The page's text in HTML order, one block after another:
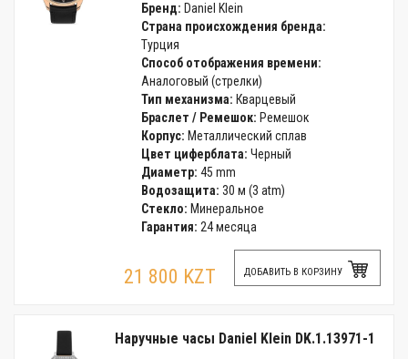
Бренд: Daniel Klein
Страна происхождения бренда:
Турция
Способ отображения времени:
Аналоговый (стрелки)
Тип механизма: Кварцевый
Браслет / Ремешок: Ремешок
Корпус: Металлический сплав
Цвет циферблата: Черный
Диаметр: 45 mm
Водозащита: 30 м (3 atm)
Стекло: Минеральное
Гарантия: 24 месяца
21 800 KZT ДОБАВИТЬ В КОРЗИНУ
Наручные часы Daniel Klein DK.1.13971-1